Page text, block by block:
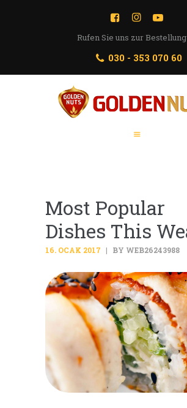
Rufen Sie uns zur
030 - 353 070 60
GOLDEN
ÜBER UNS
QUALITÄT
WERBESPOTS
KONTAKT
Most Popular
Dishes This
16. OCAK 2017 BY WEB26243988